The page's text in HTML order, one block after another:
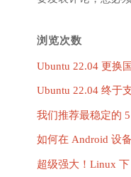
浏览次数
Ubuntu 22.04 更换
Ubuntu 22.04 终于
我们推荐最稳定的
如何在 Android 设
超级强大！Linux